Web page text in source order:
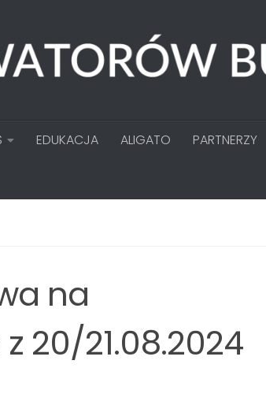
EDUKACJA ALIGATO PARTNERZY
na
20/21.08.2024